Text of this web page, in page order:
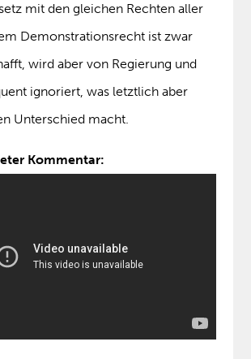
mit den gleichen Rechten aller
Demonstrationsrecht ist zwar
wird aber von Regierung und
ignoriert, was letztlich aber
Unterschied macht.
Kommentar: